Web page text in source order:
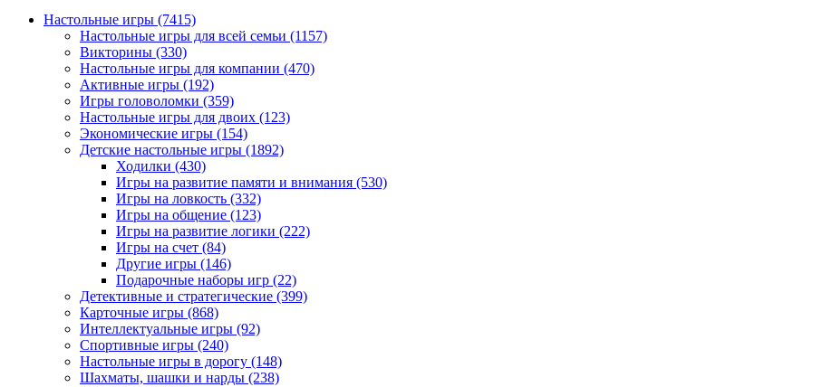
Настольные игры (7415)
Настольные игры для всей семьи (1157)
Викторины (330)
Настольные игры для компании (470)
Активные игры (192)
Игры головоломки (359)
Настольные игры для двоих (123)
Экономические игры (154)
Детские настольные игры (1892)
Ходилки (430)
Игры на развитие памяти и внимания (530)
Игры на ловкость (332)
Игры на общение (123)
Игры на развитие логики (222)
Игры на счет (84)
Другие игры (146)
Подарочные наборы игр (22)
Детективные и стратегические (399)
Карточные игры (868)
Интеллектуальные игры (92)
Спортивные игры (240)
Настольные игры в дорогу (148)
Шахматы, шашки и нарды (238)